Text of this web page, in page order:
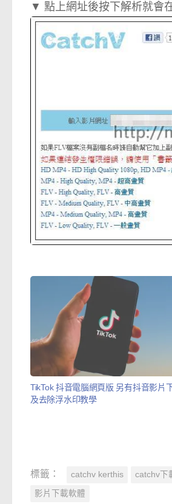
▼ 點上網址後按下解析就會
TikTok 抖音電腦網頁版 另有抖音影片
及去除浮水印教學
標籤： catchv kerthis catchv下
影片下載軟體